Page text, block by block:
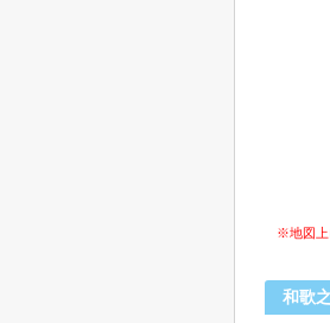
※地図上
和歌